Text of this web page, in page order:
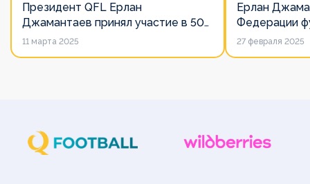
Президент QFL Ерлан
Джамантаев принял участие в 50-
м Общем собрании Европейских
11 марта 2025
Ерлан
Федерации
дорожит
27 февраля 2025